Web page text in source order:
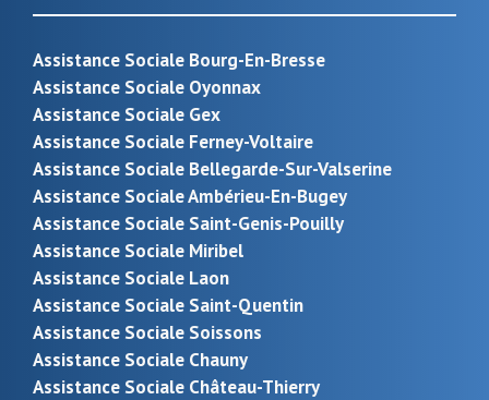
Assistance Sociale Bourg-En-Bresse
Assistance Sociale Oyonnax
Assistance Sociale Gex
Assistance Sociale Ferney-Voltaire
Assistance Sociale Bellegarde-Sur-Valserine
Assistance Sociale Ambérieu-En-Bugey
Assistance Sociale Saint-Genis-Pouilly
Assistance Sociale Miribel
Assistance Sociale Laon
Assistance Sociale Saint-Quentin
Assistance Sociale Soissons
Assistance Sociale Chauny
Assistance Sociale Château-Thierry